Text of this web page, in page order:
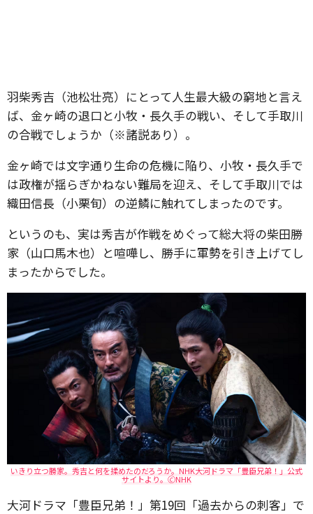
羽柴秀吉（池松壮亮）にとって人生最大級の窮地と言え
ば、金ヶ崎の退口と小牧・長久手の戦い、そして手取川
の合戦でしょうか（※諸説あり）。
金ヶ崎では文字通り生命の危機に陥り、小牧・長久手で
は政権が揺らぎかねない難局を迎え、そして手取川では
織田信長（小栗旬）の逆鱗に触れてしまったのです。
というのも、実は秀吉が作戦をめぐって総大将の柴田勝
家（山口馬木也）と喧嘩し、勝手に軍勢を引き上げてし
まったからでした。
いきり立つ勝家。秀吉と何を揉めたのだろうか。NHK大河ドラマ「豊臣兄弟！」公式
サイトより。🄫NHK
大河ドラマ「豊臣兄弟！」第19回「過去からの刺客」で